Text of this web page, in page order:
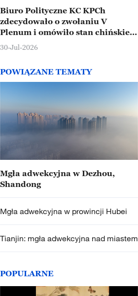
Biuro Polityczne KC KPCh
zdecydowało o zwołaniu V
Plenum i omówiło stan chińskiej
gospodarki
30-Jul-2026
POWIĄZANE TEMATY
Mgła adwekcyjna w Dezhou,
Shandong
Mgła adwekcyjna w prowincji Hubei
Tianjin: mgła adwekcyjna nad miastem
POPULARNE